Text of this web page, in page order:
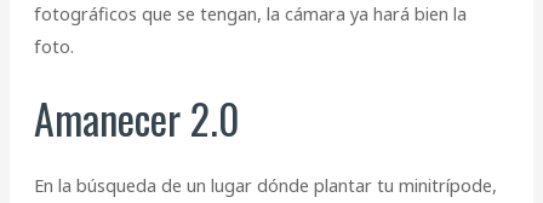
fotográficos que se tengan, la cámara ya hará bien la
foto.
Amanecer 2.0
En la búsqueda de un lugar dónde plantar tu minitrípode,